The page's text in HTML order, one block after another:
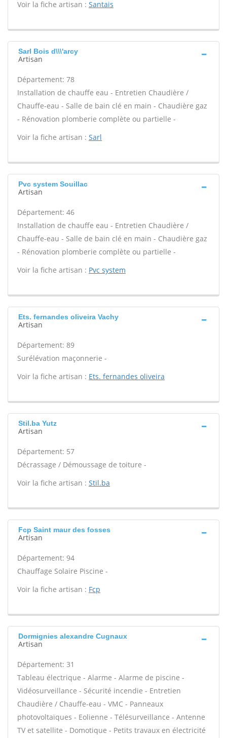
Voir la fiche artisan : Santais
Sarl Bois d\\\'arcy
Artisan
Département: 78
Installation de chauffe eau - Entretien Chaudière /
Chauffe-eau - Salle de bain clé en main - Chaudière gaz
- Rénovation plomberie complète ou partielle -
Voir la fiche artisan : Sarl
Pvc system Souillac
Artisan
Département: 46
Installation de chauffe eau - Entretien Chaudière /
Chauffe-eau - Salle de bain clé en main - Chaudière gaz
- Rénovation plomberie complète ou partielle -
Voir la fiche artisan : Pvc system
Ets. fernandes oliveira Vachy
Artisan
Département: 89
Surélévation maçonnerie -
Voir la fiche artisan : Ets. fernandes oliveira
Stil.ba Yutz
Artisan
Département: 57
Décrassage / Démoussage de toiture -
Voir la fiche artisan : Stil.ba
Fcp Saint maur des fosses
Artisan
Département: 94
Chauffage Solaire Piscine -
Voir la fiche artisan : Fcp
Dormignies alexandre Cugnaux
Artisan
Département: 31
Tableau électrique - Alarme - Alarme de piscine -
Vidéosurveillance - Sécurité incendie - Entretien
Chaudière / Chauffe-eau - VMC - Panneaux
photovoltaïques - Eolienne - Télésurveillance - Antenne
TV et satellite - Domotique - Petits travaux en électricité